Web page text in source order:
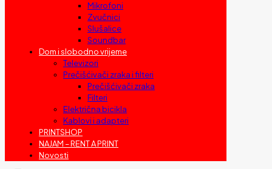
Mikrofoni
Zvučnici
Slušalice
Soundbar
Dom i slobodno vrijeme
Televizori
Prečišćivači zraka i filteri
Prečišćivači zraka
Filteri
Električna bicikla
Kablovi i adapteri
PRINTSHOP
NAJAM – RENT A PRINT
Novosti